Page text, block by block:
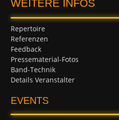
WEITERE INFOS
Repertoire
Referenzen
Feedback
Pressematerial-Fotos
Band-Technik
Details Veranstalter
EVENTS